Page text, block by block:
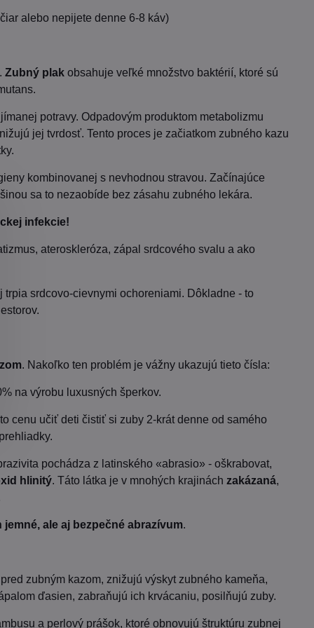
alebo nepijete denne 6-8 káv)
Zubný plak obsahuje veľké množstvo baktérií, ktoré sú
potravy. Odpadovým produktom metabolizmu
jej tvrdosť. Tento proces je začiatkom zubného kazu
kombinovanej s nevhodnou stravou. Začínajúce
sa to nezaobíde bez zásahu zubného lekára.
infekcie!
ateroskleróza, zápal srdcového svalu a ako
srdcovo-cievnymi ochoreniami. Dôkladne - to
. Nakoľko ten problém je vážny ukazujú tieto čísla:
na výrobu luxusných šperkov.
cenu učiť deti čistiť si zuby 2-krát denne od samého
pochádza z latinského «аbrasio» - oškrabovat,
hlinitý. Táto látka je v mnohých krajináchzakázaná,
ale aj bezpečné abrazívum.
zubným kazom, znižujú výskyt zubného kameňa,
ďasien, zabraňujú ich krvácaniu, posilňujú zuby.
a perlový prášok, ktoré obnovujú štruktúru zubnej